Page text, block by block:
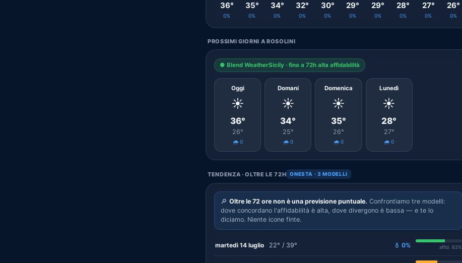
36°
0%
35°
0%
34°
0%
32°
0%
30°
0%
29°
0%
29°
0%
28°
0%
27°
0%
26°
0%
PROSSIMI GIORNI A ROSOLINI
● Blend WeatherSicily · fino a 72h alta affidabilità
Oggi
☀️
36°
26°
🌧️ 0
Domani
☀️
34°
25°
🌧️ 0
Domenica
☀️
35°
26°
🌧️ 0
Lunedì
☀️
28°
27°
🌧️ 0
TENDENZA · OLTRE LE 72H ONESTA · 3 MODELLI
🔎 Oltre le 72 ore non è una previsione puntuale. Confrontiamo tre modelli:
dove concordano l'affidabilità è alta, dove divergono è bassa — e te lo
diciamo. Niente icone finte.
martedì 14 luglio 22° / 39° 💧 0% affid. 63%